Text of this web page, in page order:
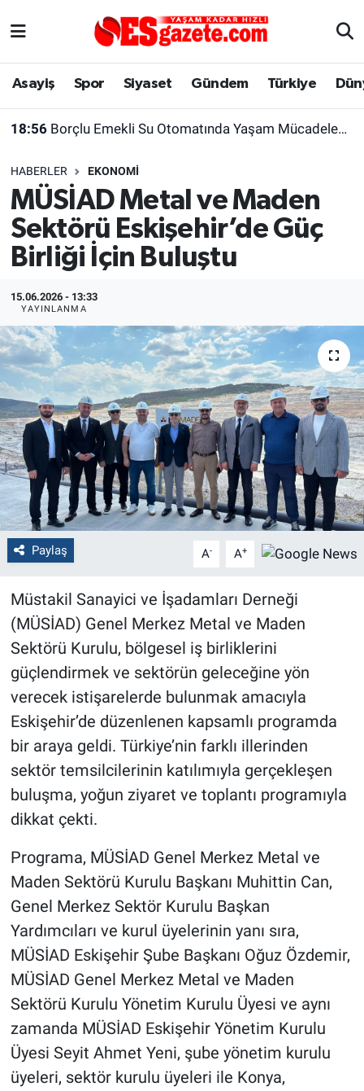
Asayiş Spor Siyaset Gündem Türkiye
18:56 Borçlu Emekli Su Otomatında Yaşam Mücadelesi Veriyor
HABERLER EKONOMI
MÜSİAD Metal ve Maden
Sektörü Eskişehir’de Güç
Birliği İçin Buluştu
15.06.2026 - 13:33
YAYINLANMA
Paylaş A- A+
Müstakil Sanayici ve İşadamları Derneği
(MÜSİAD) Genel Merkez Metal ve Maden
Sektörü Kurulu, bölgesel iş birliklerini
güçlendirmek ve sektörün geleceğine yön
verecek istişarelerde bulunmak amacıyla
Eskişehir’de düzenlenen kapsamlı programda
bir araya geldi. Türkiye’nin farklı illerinden
sektör temsilcilerinin katılımıyla gerçekleşen
buluşma, yoğun ziyaret ve toplantı programıyla
dikkat çekti.
Programa, MÜSİAD Genel Merkez Metal ve
Maden Sektörü Kurulu Başkanı Muhittin Can,
Genel Merkez Sektör Kurulu Başkan
Yardımcıları ve kurul üyelerinin yanı sıra,
MÜSİAD Eskişehir Şube Başkanı Oğuz Özdemir,
MÜSİAD Genel Merkez Metal ve Maden
Sektörü Kurulu Yönetim Kurulu Üyesi ve aynı
zamanda MÜSİAD Eskişehir Yönetim Kurulu
Üyesi Seyit Ahmet Yeni, şube yönetim kurulu
üyeleri, sektör kurulu üyeleri ile Konya,
Asayiş
Gündem
Türkiye
Dünya
Sağlık
Alış-Veriş/İş dünyası
Yaşam
Eskişehirspor Arşivi
Eskişehir Arşivi
Röportaj
Ekonomi
Kültür Sanat
Politika
Bilecik
Kütahya
Gezi
Genel
Çevre
Yerel
Bilim ve Teknoloji
Eskişehir Nöbetçi Eczaneler
Süper Lig Puan Durumu ve Fikstür
Tüm Manşetler
Son Dakika Haberleri
Haber Arşivi